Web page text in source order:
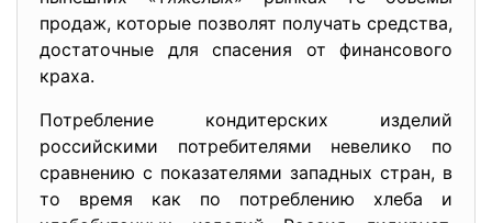
продаж, которые позволят получать средства,
достаточные для спасения от финансового
краха.
Потребление кондитерских изделий
российскими потребителями невелико по
сравнению с показателями западных стран, в
то время как по потреблению хлеба и